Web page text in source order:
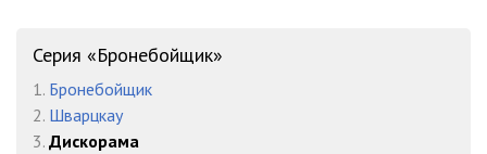
0022
Серия «Бронебойщик»
1. Бронебойщик
2. Шварцкау
3. Дискорама